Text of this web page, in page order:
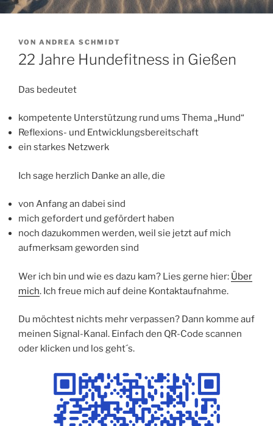
VERÖFFENTLICHT
AM
VON ANDREA SCHMIDT
22 Jahre Hundefitness in Gießen
Das bedeutet
kompetente Unterstützung rund ums Thema „Hund“
Reflexions- und Entwicklungsbereitschaft
ein starkes Netzwerk
Ich sage herzlich Danke an alle, die
von Anfang an dabei sind
mich gefordert und gefördert haben
noch dazukommen werden, weil sie jetzt auf mich
aufmerksam geworden sind
Wer ich bin und wie es dazu kam? Lies gerne hier: Über
mich. Ich freue mich auf deine Kontaktaufnahme.
Du möchtest nichts mehr verpassen? Dann komme auf
meinen Signal-Kanal. Einfach den QR-Code scannen
oder klicken und los geht´s.